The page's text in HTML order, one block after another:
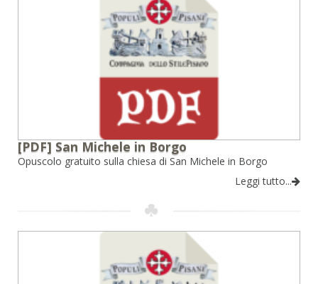
[PDF] San Michele in Borgo
Opuscolo gratuito sulla chiesa di San Michele in Borgo
Leggi tutto...